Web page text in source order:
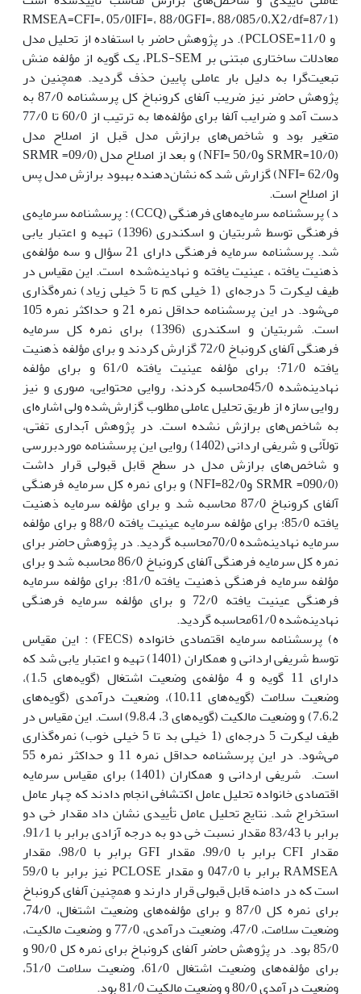
(87/1‏‎X2/df=‎‏،85/0‏GFI=‎، 88/0‏IFI=‎، 88/0‏CFI=‎، 05/0‏RMSEA=
‎‏ و ‏‏11/0‏PCLOSE=‎‏). در پژوهش حاضر با استفاده از تحلیل مدل
معادلات ساختاری مبتنی بر PLS-SEM، یک گویه از مؤلفه منش
تبعیت‌گرا به دلیل بار عاملی پایین حذف گردید. همچنین در
پژوهش حاضر نیز ضریب آلفای کرونباخ کل پرسشنامه 87/0 به
دست آمد و ضرایب آلفا برای مؤلفه‌ها به ترتیب از 60/0 تا 77/0
متغیر بود و شاخص‌های برازش مدل قبل از اصلاح مدل
(‏10/0=SRMR و‏‏50/0 =‏NFI‏) و بعد از اصلاح مدل (‏09/0=‏ SRMR
و‏‏62/0 =‏NFI‏) گزارش شد که نشان‌دهنده بهبود برازش مدل پس
از اصلاح است.
د) پرسشنامه سرمایه‌های فرهنگی (CCQ) : پرسشنامه سرمایه‌ی
فرهنگی توسط شربتیان و اسکندری (1396) تهیه و اعتبار یابی
شد. پرسشنامه سرمایه فرهنگی دارای 21 سؤال و سه مؤلفه‌ی
ذهنیت یافته ، عینیت یافته و نهادینه‌شده است. این مقیاس در
طیف لیکرت 5 درجه‌ای (1 خیلی کم تا 5 خیلی زیاد) نمره‌گذاری
می‌شود. در این پرسشنامه حداقل نمره 21 و حداکثر نمره 105
است. شربتیان و اسکندری (1396) برای نمره ‏کل سرمایه
فرهنگی آلفای کرونباخ 72/0 گزارش کردند و برای مؤلفه ذهنیت
یافته 71/0‏؛ برای مؤلفه عینیت یافته ‏‏61/0‏‏ و برای مؤلفه
نهادینه‌شده 45/0‏محاسبه کردند‏، روایی محتوایی، صوری و نیز
روایی سازه از طریق تحلیل عاملی مطلوب گزارش‌شده ولی اشاره‌ای
به شاخص‌های برازش نشده است. در پژوهش آبداری تفتی،
تولاّئی و شریفی اردانی (1402) روایی این پرسشنامه موردبررسی
و شاخص‌های برازش مدل در سطح قابل قبولی قرار داشت
(‏090/0= SRMR و‏‏82/0=‏NFI‏) و‏ برای نمره ‏کل سرمایه فرهنگی
آلفای کرونباخ 87/0 محاسبه شد و برای مؤلفه سرمایه ذهنیت
یافته 85/0‏؛ برای مؤلفه سرمایه عینیت یافته 88/0‏‏ و برای مؤلفه
سرمایه نهادینه‌شده 70/0‏محاسبه گردید.‏ در پژوهش حاضر‏ برای
نمره ‏کل سرمایه فرهنگی آلفای کرونباخ 86/0 محاسبه شد و برای
مؤلفه سرمایه فرهنگی ذهنیت یافته 81/0‏؛ برای مؤلفه سرمایه
فرهنگی عینیت یافته 72/0‏‏ و برای مؤلفه سرمایه فرهنگی
نهادینه‌شده 61/0‏محاسبه گردید.‏
ه) پرسشنامه سرمایه اقتصادی خانواده (FECS) : این مقیاس
توسط شریفی اردانی و همکاران (1401) تهیه و اعتبار یابی شد که
دارای 11 گویه و 4 مؤلفه‌ی وضعیت اشتغال (گویه‌های 1،5)،
وضعیت سلامت ‏(گویه‌های 10،11)، وضعیت درآمدی (گویه‌های
7،6،2) و وضعیت مالکیت (گویه‌های 3، 9،8،4) است. این مقیاس در
طیف لیکرت 5 درجه‌ای (1 خیلی بد تا 5 خیلی خوب) نمره‌گذاری
می‌شود. در این پرسشنامه حداقل نمره 11 و حداکثر نمره 55
است. شریفی اردانی و همکاران (1401) برای مقیاس سرمایه
اقتصادی خانواده تحلیل عامل اکتشافی انجام دادند که چهار عامل
استخراج شد. نتایج تحلیل عامل تأییدی نشان داد مقدار خی دو
برابر با 83/43 مقدار نسبت خی دو به درجه آزادی برابر با 91/1،
مقدار CFI برابر با 99/0، مقدار GFI برابر با 98/0، مقدار
RAMSEA برابر با 047/0 و مقدار PCLOSE نیز برابر با 59/0
است که در دامنه قابل قبولی قرار دارند و همچنین آلفای کرونباخ
برای نمره کل 87/0 و برای مؤلفه‌های وضعیت اشتغال، 74/0،
وضعیت سلامت، 47/0، وضعیت درآمدی، 77/0 و وضعیت مالکیت،
85/0 بود. در پژوهش حاضر آلفای کرونباخ برای نمره کل 90/0 و
برای مؤلفه‌های وضعیت اشتغال 61/0، وضعیت ‌سلامت 51/0،
وضعیت درآمدی 80/0 و وضعیت مالکیت 81/0 بود.